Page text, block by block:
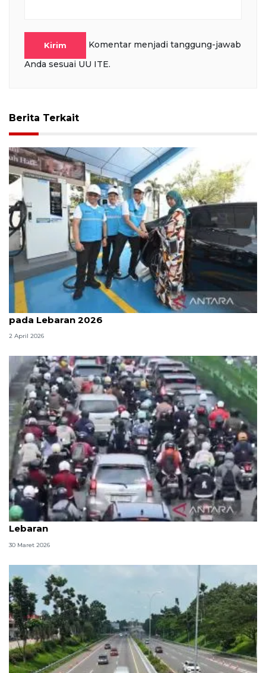
Kirim
Komentar menjadi tanggung-jawab
Anda sesuai UU ITE.
Berita Terkait
PLN: Lonjakan penggunaan SPKLU capai 4 kali lipat
pada Lebaran 2026
2 April 2026
Arus kendaraan di Jaktim kembali macet usai libur
Lebaran
30 Maret 2026